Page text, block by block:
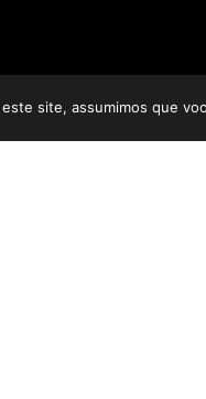
site, assumimos que